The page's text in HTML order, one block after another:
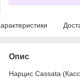
Опис
Нарцис Cassata